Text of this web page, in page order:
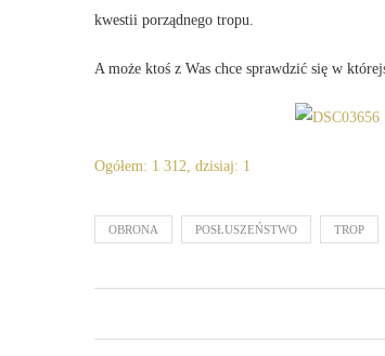
kwestii porządnego tropu.
A może ktoś z Was chce sprawdzić się w
Ogółem: 1 312, dzisiaj: 1
OBRONA POSŁUSZEŃSTWO TROP